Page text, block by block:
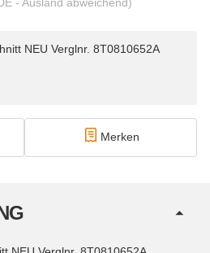
NEU Verglnr. 8T0810652A
Merken